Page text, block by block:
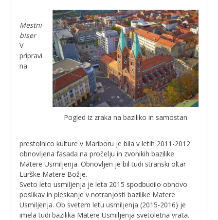
Pogled iz zraka na baziliko in samostan
Mestni
biser
V
pripravi
na
prestolnico kulture v Mariboru je bila v letih 2011-2012
obnovljena fasada na pročelju in zvonikih bazilike
Matere Usmiljenja. Obnovljen je bil tudi stranski oltar
Lurške Matere Božje.
Sveto leto usmiljenja je leta 2015 spodbudilo obnovo
poslikav in pleskanje v notranjosti bazilike Matere
Usmiljenja. Ob svetem letu usmiljenja (2015-2016) je
imela tudi bazilika Matere Usmiljenja svetoletna vrata.